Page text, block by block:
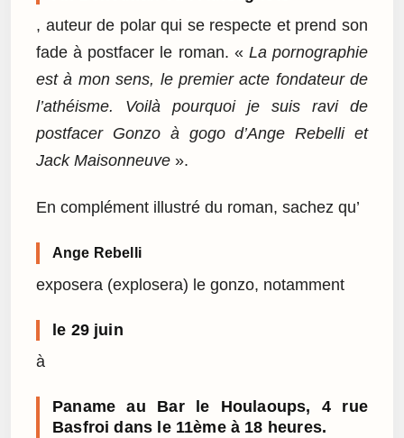
, auteur de polar qui se respecte et prend son
fade à postfacer le roman. « La pornographie
est à mon sens, le premier acte fondateur de
l’athéisme. Voilà pourquoi je suis ravi de
postfacer Gonzo à gogo d’Ange Rebelli et
Jack Maisonneuve ».
En complément illustré du roman, sachez qu’
Ange Rebelli
exposera (explosera) le gonzo, notamment
le 29 juin
à
Paname au Bar le Houlaoups, 4 rue
Basfroi dans le 11ème à 18 heures.